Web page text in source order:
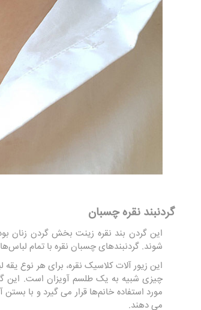
گردنبند نقره چسبان
این گردن بند نقره زینت بخش گردن زنان
شوند. گردنبندهای چسبان نقره با تمام لباس‌ها عالی به نظر می رسند.
این زیور آلات کلاسیک نقره، برای هر نوع
چیزی شبیه به یک طلسم آویزان است. این
مورد استفاده خانم‌ها قرار می گیرد و با
می دهند.